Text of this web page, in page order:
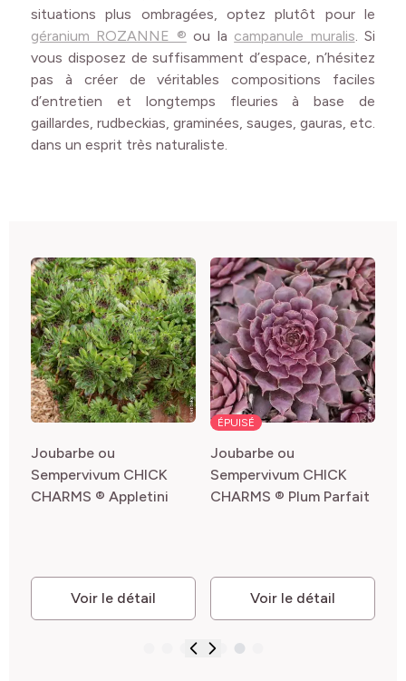
situations plus ombragées, optez plutôt pour le
géranium ROZANNE ® ou la campanule muralis. Si
vous disposez de suffisamment d’espace, n’hésitez
pas à créer de véritables compositions faciles
d’entretien et longtemps fleuries à base de
gaillardes, rudbeckias, graminées, sauges, gauras, etc.
dans un esprit très naturaliste.
Joubarbe ou
Sempervivum CHICK
CHARMS ® Appletini
Voir le détail
ÉPUISÉ
Joubarbe ou
Sempervivum CHICK
CHARMS ® Plum Parfait
Voir le détail